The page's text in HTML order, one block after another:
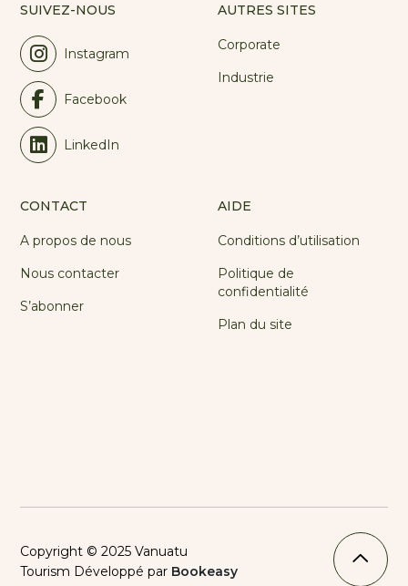
SUIVEZ-NOUS
Instagram
Facebook
LinkedIn
AUTRES SITES
Corporate
Industrie
CONTACT
A propos de nous
Nous contacter
S’abonner
AIDE
Conditions d’utilisation
Politique de
confidentialité
Plan du site
Copyright © 2025 Vanuatu
Tourism Développé par Bookeasy